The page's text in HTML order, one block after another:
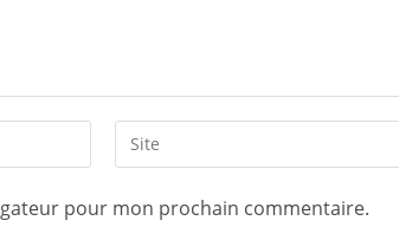
pour mon prochain commentaire.